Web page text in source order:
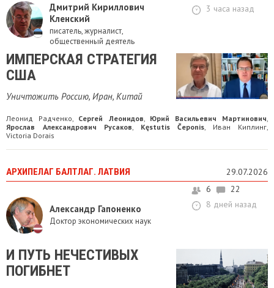
Дмитрий Кириллович
Кленский
писатель, журналист,
общественный деятель
3 часа назад
ИМПЕРСКАЯ СТРАТЕГИЯ
США
Уничтожить Россию, Иран, Китай
Леонид Радченко, Сергей Леонидов, Юрий Васильевич Мартинович,
Ярослав Александрович Русаков, Kęstutis Čeponis, Иван Киплинг,
Victoria Dorais
АРХИПЕЛАГ БАЛТЛАГ. ЛАТВИЯ 29.07.2026
Александр Гапоненко
Доктор экономических наук
6
22
8 дней назад
И ПУТЬ НЕЧЕСТИВЫХ
ПОГИБНЕТ